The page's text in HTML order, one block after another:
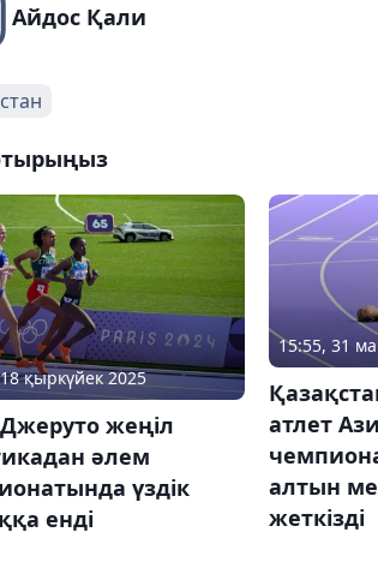
Айдос Қали
қыркүйек 2025
жеңіл
әлем
үздік
енді
15:55, 31
атлет
алтын
жеткізді